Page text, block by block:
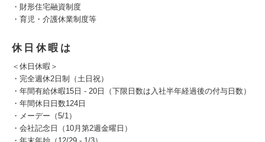
・財形住宅融資制度
・育児・介護休業制度等
休日休暇は
＜休日休暇＞
・完全週休2日制（土日祝）
・年間有給休暇15日 - 20日（下限日数は入社半年経過後の付与日数）
・年間休日日数124日
・メーデー（5/1）
・会社記念日（10月第2週金曜日）